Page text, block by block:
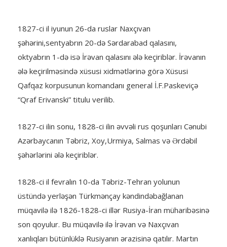
1827-ci il iyunun 26-da ruslar Naxçıvan
şəhərini,sentyabrın 20-də Sərdarabad qalasını,
oktyabrın 1-də isə İrəvan qalasını ələ keçiriblər. İrəvanın
ələ keçirilməsində xüsusi xidmətlərinə görə Xüsusi
Qafqaz korpusunun komandanı general İ.F.Paskeviçə
“Qraf Erivanski” titulu verilib.
1827-ci ilin sonu, 1828-ci ilin əvvəli rus qoşunları Cənubi
Azərbaycanın Təbriz, Xoy,Urmiya, Salmas və Ərdəbil
şəhərlərini ələ keçiriblər.
1828-ci il fevralın 10-da Təbriz-Tehran yolunun
üstündə yerləşən Türkmənçay kəndindəbağlanan
müqavilə ilə 1826-1828-ci illər Rusiya-İran müharibəsinə
son qoyulur. Bu müqavilə ilə İrəvan və Naxçıvan
xanlıqları bütünlüklə Rusiyanın ərazisinə qatılır. Martın